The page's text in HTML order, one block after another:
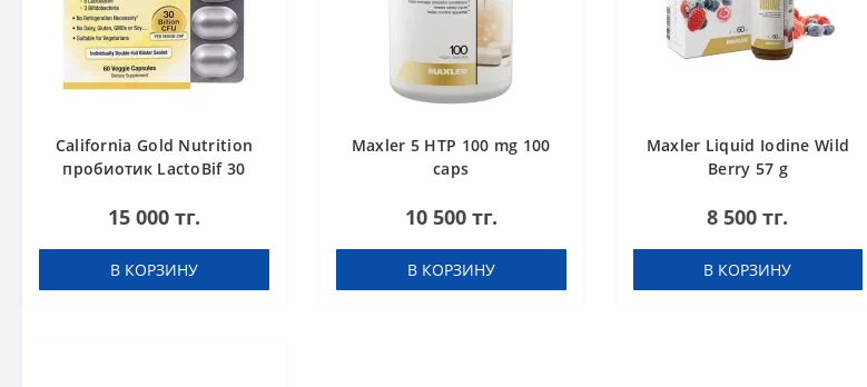
California Gold Nutrition
пробиотик LactoBif 30
15 000 тг.
В КОРЗИНУ
Maxler 5 HTP 100 mg 100
caps
10 500 тг.
В КОРЗИНУ
Maxler Liquid Iodine Wild
Berry 57 g
8 500 тг.
В КОРЗИНУ